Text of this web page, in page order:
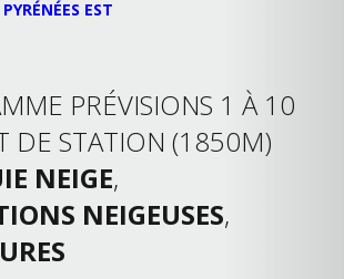
EST
PRÉVISIONS 1 À 10
DE STATION (1850M)
NEIGE,
NEIGEUSES,